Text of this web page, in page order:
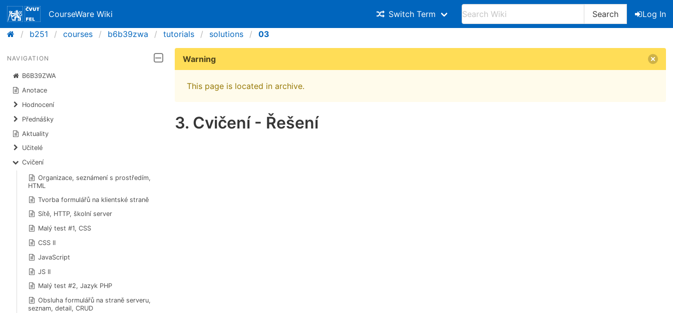
CourseWare Wiki Switch Term Search
Log In
b251
courses b6b39zwa tutorials solutions 03
NAVIGATION
B6B39ZWA
Anotace
Hodnocení
Přednášky
Aktuality
Učitelé
Cvičení
Organizace, seznámení s prostředím,
HTML
Tvorba formulářů na klientské straně
Sítě, HTTP, školní server
Malý test #1, CSS
CSS II
JavaScript
JS II
Malý test #2, Jazyk PHP
Obsluha formulářů na straně serveru,
seznam, detail, CRUD
Warning
This page is located in archive.
3. Cvičení - Řešení